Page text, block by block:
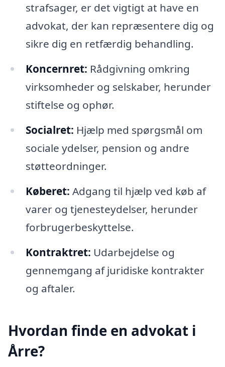
strafsager, er det vigtigt at have en
advokat, der kan repræsentere dig og
sikre dig en retfærdig behandling.
Koncernret: Rådgivning omkring
virksomheder og selskaber, herunder
stiftelse og ophør.
Socialret: Hjælp med spørgsmål om
sociale ydelser, pension og andre
støtteordninger.
Køberet: Adgang til hjælp ved køb af
varer og tjenesteydelser, herunder
forbrugerbeskyttelse.
Kontraktret: Udarbejdelse og
gennemgang af juridiske kontrakter
og aftaler.
Hvordan finde en advokat i
Årre?